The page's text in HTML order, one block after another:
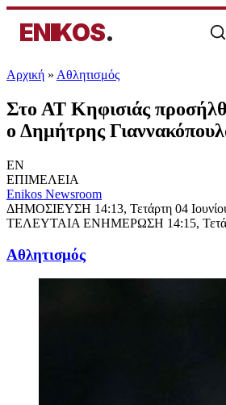
ENIKOS.
Αρχική » Αθλητισμός
Στο ΑΤ Κηφισιάς
ο Δημήτρης
EN
ΕΠΙΜΕΛΕΙΑ
Enikos Newsroom
ΔΗΜΟΣΙΕΥΣΗ 14:13, Τετάρτη 04
ΤΕΛΕΥΤΑΙΑ ΕΝΗΜΕΡΩΣΗ 14:15,
Αθλητισμός